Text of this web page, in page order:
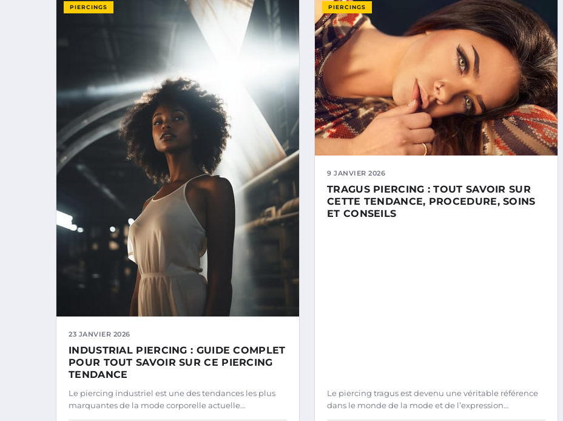
PIERCINGS
23 JANVIER 2026
INDUSTRIAL PIERCING : GUIDE COMPLET
POUR TOUT SAVOIR SUR CE PIERCING
TENDANCE
Le piercing industriel est une des tendances les plus
marquantes de la mode corporelle actuelle…
PIERCINGS
9 JANVIER 2026
TRAGUS PIERCING : TOUT SAVOIR SUR
CETTE TENDANCE, PROCEDURE, SOINS
ET CONSEILS
Le piercing tragus est devenu une véritable référence
dans le monde de la mode et de l’expression…